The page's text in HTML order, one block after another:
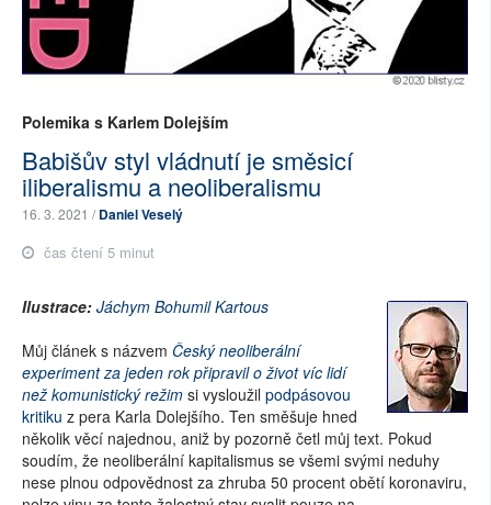
Polemika s Karlem Dolejším
Babišův styl vládnutí je směsicí
iliberalismu a neoliberalismu
16. 3. 2021 /Daniel Veselý
čas čtení 5 minut
Ilustrace: Jáchym Bohumil Kartous
Můj článek s názvem Český neoliberální
experiment za jeden rok připravil o život víc lidí
než komunistický režim si vysloužil podpásovou
kritiku z pera Karla Dolejšího. Ten směšuje hned
několik věcí najednou, aniž by pozorně četl můj text. Pokud
soudím, že neoliberální kapitalismus se všemi svými neduhy
nese plnou odpovědnost za zhruba 50 procent obětí koronaviru,